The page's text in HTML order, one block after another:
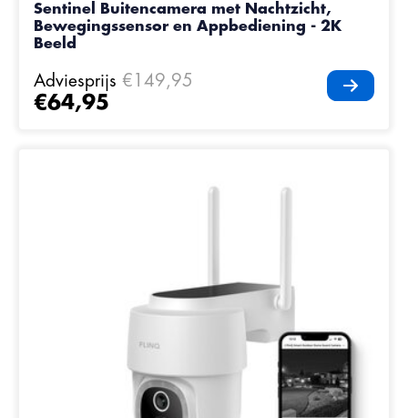
Sentinel Buitencamera met Nachtzicht,
Bewegingssensor en Appbediening - 2K
Beeld
Adviesprijs €149,95
€64,95